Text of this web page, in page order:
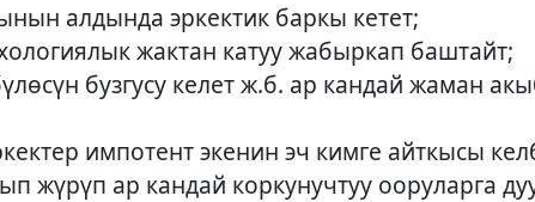
алдында эркектик баркы кетет;
жактан катуу жабыркап баштайт;
бузгусу келет ж.б. ар кандай жаман
импотент экенин эч кимге айткысы
жүрүп ар кандай коркунучтуу ооруларга